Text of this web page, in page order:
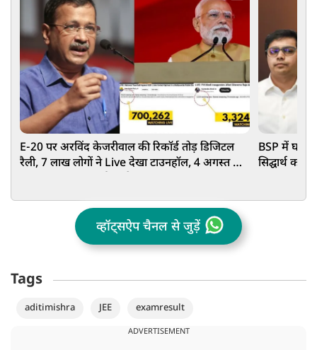
E-20 पर अरविंद केजरीवाल की रिकॉर्ड तोड़ डिजिटल
रैली, 7 लाख लोगों ने Live देखा टाउनहॉल, 4 अगस्त को
BSP में
सिद्घार्थ को
व्हॉट्सऐप चैनल से जुड़ें
Tags
aditimishra JEE examresult
ADVERTISEMENT